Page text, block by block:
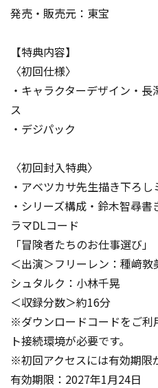
発売・販売元：東宝
【特典内容】
〈初回仕様〉
・キャラクターデザイン・
ス
・デジパック
〈初回封入特典〉
・アベツカサ先生描き下ろ
・シリーズ構成・鈴木智尋
ラマDLコード
「冒険者たちのお仕事選び」
＜出演＞フリーレン：種﨑
シュタルク：小林千晃
＜収録分数＞約16分
※ダウンロードコードをご利
ト接続環境が必要です。
※初回アクセスには有効期限
有効期限：2027年1月24日